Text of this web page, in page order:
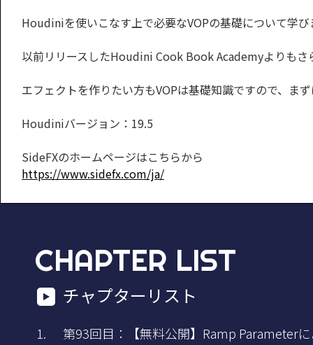
Houdiniを使いこなす上で必要なVOPの基礎について学び
以前リリースしたHoudini Cook Book Academyよりも
エフェクトを作りたい方もVOPは基礎知識ですので、ま
Houdiniバージョン：19.5
SideFXのホームページはこちらから
https://www.sidefx.com/ja/
CHAPTER LIST
チャプターリスト
第93回目：【無料公開】Ramp Parameter